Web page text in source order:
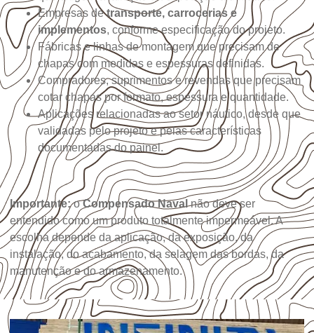
Empresas detransporte, carrocerias e
implementos, conforme especificação do projeto.
Fábricas e linhas de montagem que precisam de
chapas com medidas e espessuras definidas.
Compradores, suprimentos e revendas que precisam
cotar chapas por formato, espessura e quantidade.
Aplicações relacionadas ao setor náutico, desde que
validadas pelo projeto e pelas características
documentadas do painel.
Importante:oCompensado Navalnão deve ser
entendido como um produto totalmente impermeável. A
escolha depende da aplicação, da exposição, da
instalação, do acabamento, da selagem das bordas, da
manutenção e do armazenamento.